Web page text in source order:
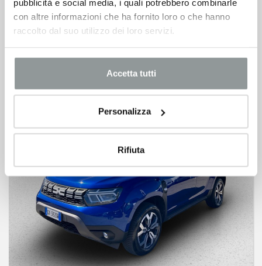
pubblicità e social media, i quali potrebbero combinarle
con altre informazioni che ha fornito loro o che hanno
raccolto dal suo utilizzo dei loro servizi.
Accetta tutti
Personalizza
Rifiuta
DACIA Sandero
stepway 1.2 eco-g expression 120cv
18.200€